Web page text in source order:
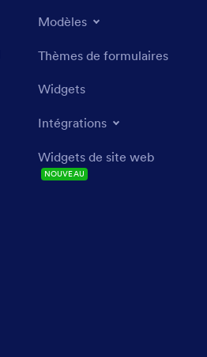
Modèles
Thèmes de formulaires
Widgets
Intégrations
Widgets de site web
NOUVEAU